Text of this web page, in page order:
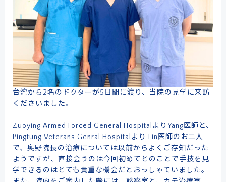
台湾から2名のドクターが5日間に渡り、当院の見学に来訪
くださいました。
Zuoying Armed Forced General HospitalよりYang医師と、
Pingtung Veterans Genral Hospitalより Lin医師のお二人
で、奥野院長の治療については以前からよくご存知だった
ようですが、直接会うのは今回初めてとのことで手技を見
学できるのはとても貴重な機会だとおっしゃていました。